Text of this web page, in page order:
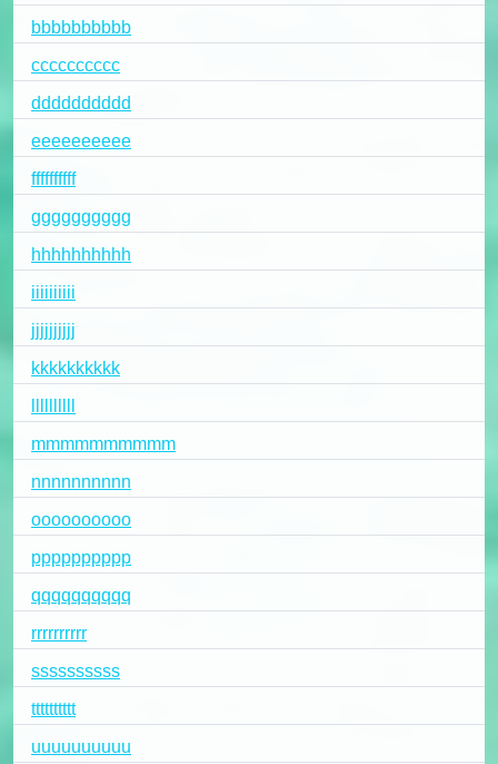
bbbbbbbbbb
cccccccccc
dddddddddd
eeeeeeeeee
ffffffffff
gggggggggg
hhhhhhhhhh
iiiiiiiiii
jjjjjjjjjj
kkkkkkkkkk
mmmmmmmmmm
nnnnnnnnnn
oooooooooo
pppppppppp
qqqqqqqqqq
rrrrrrrrrr
ssssssssss
tttttttttt
uuuuuuuuuu